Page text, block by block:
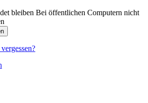
bleiben Bei öffentlichen Computern nicht